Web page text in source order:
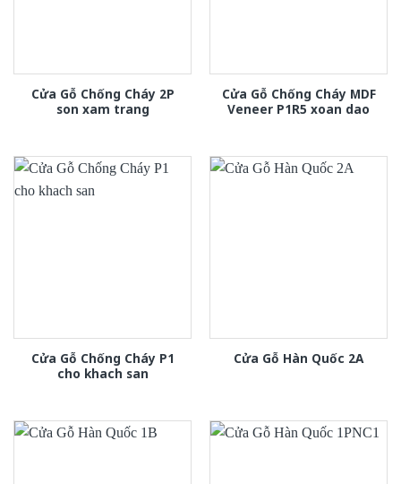
Cửa Gỗ Chống Cháy 2P
son xam trang
Cửa Gỗ Chống Cháy MDF
Veneer P1R5 xoan dao
Cửa Gỗ Chống Cháy P1
cho khach san
Cửa Gỗ Hàn Quốc 2A